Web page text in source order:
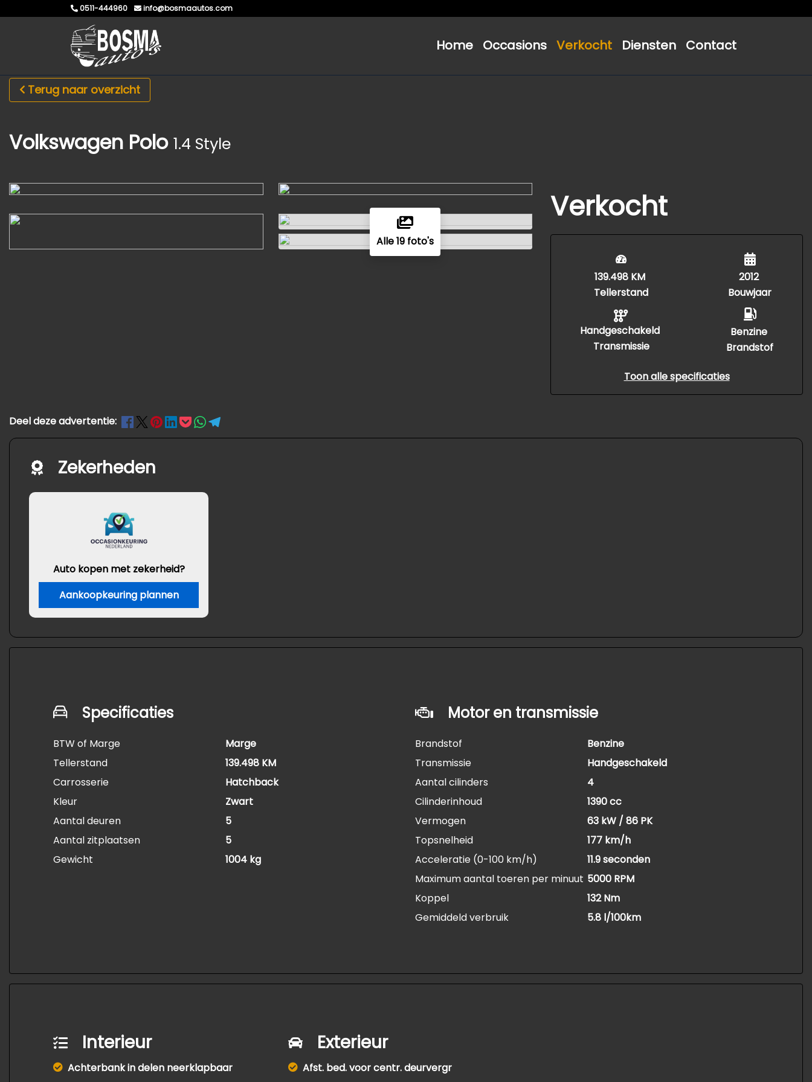
0511-444960 info@bosmaautos.com
Home Occasions Verkocht Diensten Contact
Terug naar overzicht
Volkswagen Polo 1.4 Style
Alle 19 foto's
Verkocht
139.498 KM
Tellerstand
Handgeschakeld
Transmissie
2012
Bouwjaar
Benzine
Brandstof
Toon alle specificaties
Deel deze advertentie:
Zekerheden
Auto kopen met zekerheid?
Aankoopkeuring plannen
Specificaties
BTW of Marge
Marge
Tellerstand
139.498 KM
Carrosserie
Hatchback
Kleur
Zwart
Aantal deuren
5
Aantal zitplaatsen
5
Gewicht
1004 kg
Motor en transmissie
Brandstof
Benzine
Transmissie
Handgeschakeld
Aantal cilinders
4
Cilinderinhoud
1390 cc
Vermogen
63 kW / 86 PK
Topsnelheid
177 km/h
Acceleratie (0-100 km/h)
11.9 seconden
Maximum aantal toeren per minuut 5000 RPM
Koppel
132 Nm
Gemiddeld verbruik
5.8 l/100km
Interieur
Achterbank in delen neerklapbaar
Exterieur
Afst. bed. voor centr. deurvergr